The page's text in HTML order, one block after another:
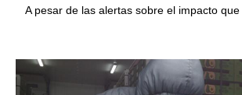
A pesar de las alertas sobre el impacto